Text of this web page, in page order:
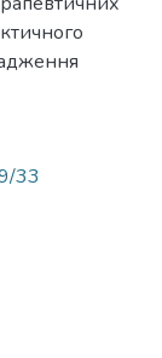
33